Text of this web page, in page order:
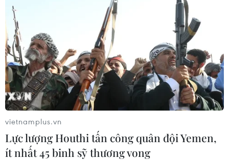
vietnamplus.vn
Lực lượng Houthi tấn công quân đội Yemen,
ít nhất 45 binh sỹ thương vong